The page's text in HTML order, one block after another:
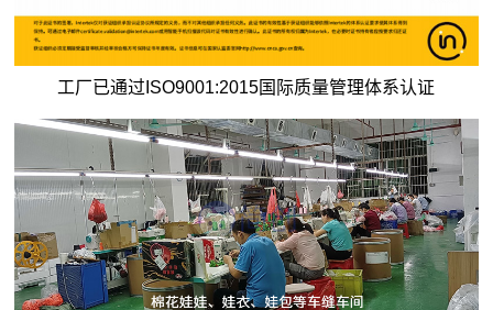
工厂已通过ISO9001:2015国际质量管理体系认证